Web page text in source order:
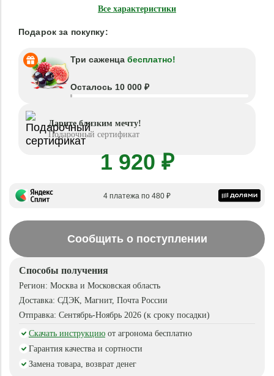
Все характеристики
Подарок за покупку:
Три саженца бесплатно!
Осталось 10 000 ₽
Дарите близким мечту!
Подарочный сертификат
1 920 ₽
4 платежа по 480 ₽
Сообщить о поступлении
Способы получения
Регион: Москва и Московская область
Доставка: СДЭК, Магнит, Почта России
Отправка: Сентябрь-Ноябрь 2026 (к сроку посадки)
Скачать инструкцию от агронома бесплатно
Гарантия качества и сортности
Замена товара, возврат денег